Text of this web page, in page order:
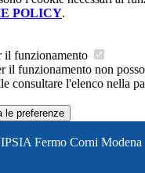
POLICY.
il funzionamento
il funzionamento non
consultare l'elenco nella
le preferenze
IPSIA Fermo Corni Modena